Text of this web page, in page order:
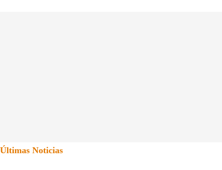
Últimas Noticias